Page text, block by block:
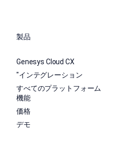
製品
Genesys Cloud CX
"インテグレーション
すべてのプラットフォーム
機能
価格
デモ